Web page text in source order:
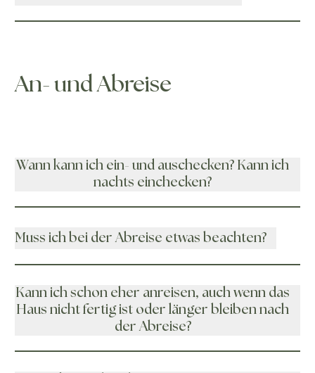
An- und Abreise
Wann kann ich ein- und auschecken? Kann ich
nachts einchecken?
Muss ich bei der Abreise etwas beachten?
Kann ich schon eher anreisen, auch wenn das
Haus nicht fertig ist oder länger bleiben nach
der Abreise?